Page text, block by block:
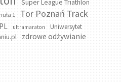
Super League Triathlon
1
Tor Poznań Track
ultramaraton
Uniwersytet
zdrowe odżywianie